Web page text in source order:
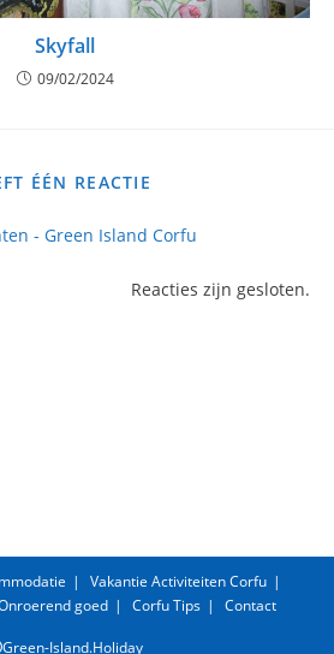
Skyfall
09/02/2024
ÉÉN REACTIE
- Green Island Corfu
Reacties zijn gesloten.
Vakantie Activiteiten Corfu
goed Corfu Tips Contact
Green-Island.Holiday